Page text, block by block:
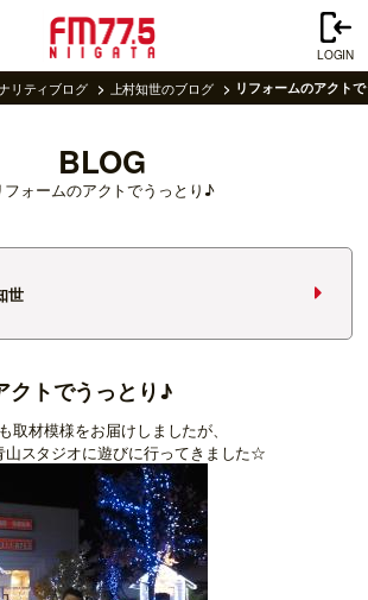
LOGIN
リティブログ 上村知世のブログ リフォームのアクト
BLOG
フォームのアクトでうっとり♪
世
クトでうっとり♪
材模様をお届けしましたが、
山スタジオに遊びに行ってきました☆